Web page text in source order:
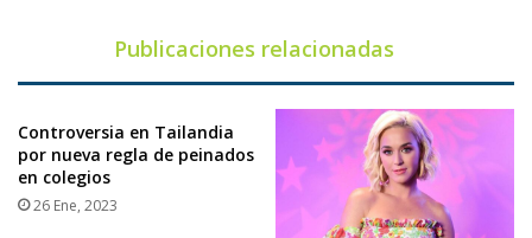
Publicaciones relacionadas
Controversia en Tailandia
por nueva regla de peinados
en colegios
26 Ene, 2023